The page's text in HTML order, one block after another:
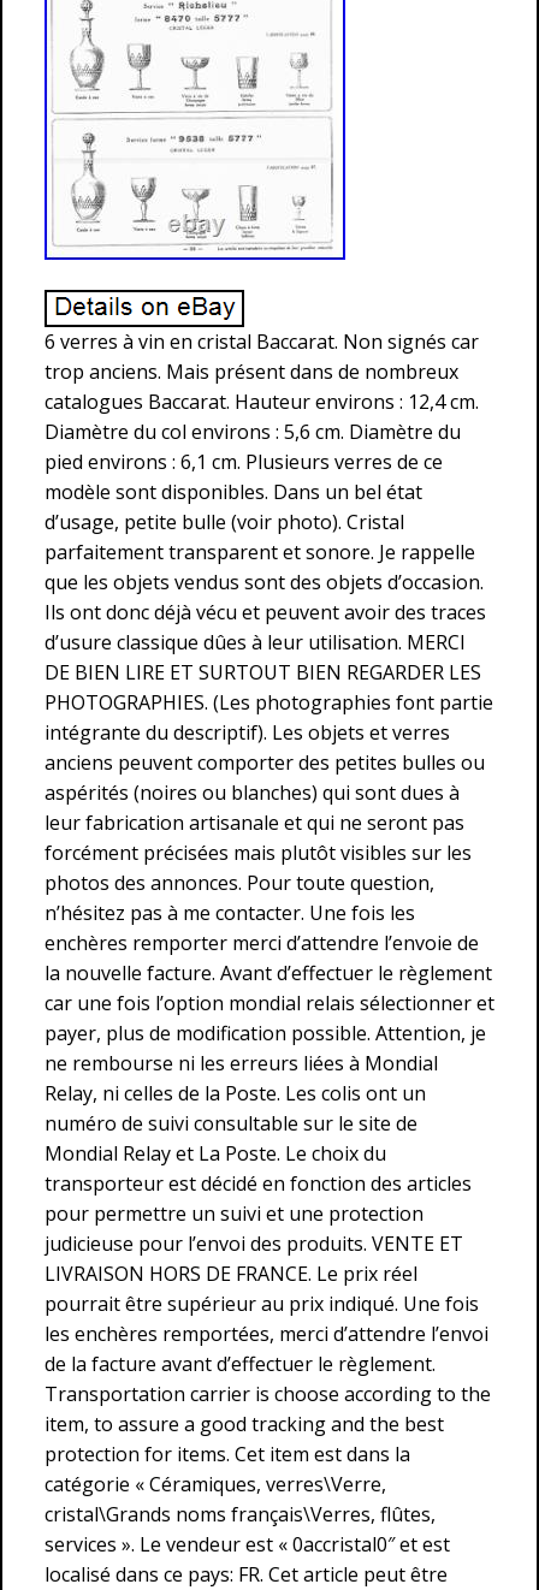
6 verres à vin en cristal Baccarat. Non signés car
trop anciens. Mais présent dans de nombreux
catalogues Baccarat. Hauteur environs : 12,4 cm.
Diamètre du col environs : 5,6 cm. Diamètre du
pied environs : 6,1 cm. Plusieurs verres de ce
modèle sont disponibles. Dans un bel état
d’usage, petite bulle (voir photo). Cristal
parfaitement transparent et sonore. Je rappelle
que les objets vendus sont des objets d’occasion.
Ils ont donc déjà vécu et peuvent avoir des traces
d’usure classique dûes à leur utilisation. MERCI
DE BIEN LIRE ET SURTOUT BIEN REGARDER LES
PHOTOGRAPHIES. (Les photographies font partie
intégrante du descriptif). Les objets et verres
anciens peuvent comporter des petites bulles ou
aspérités (noires ou blanches) qui sont dues à
leur fabrication artisanale et qui ne seront pas
forcément précisées mais plutôt visibles sur les
photos des annonces. Pour toute question,
n’hésitez pas à me contacter. Une fois les
enchères remporter merci d’attendre l’envoie de
la nouvelle facture. Avant d’effectuer le règlement
car une fois l’option mondial relais sélectionner et
payer, plus de modification possible. Attention, je
ne rembourse ni les erreurs liées à Mondial
Relay, ni celles de la Poste. Les colis ont un
numéro de suivi consultable sur le site de
Mondial Relay et La Poste. Le choix du
transporteur est décidé en fonction des articles
pour permettre un suivi et une protection
judicieuse pour l’envoi des produits. VENTE ET
LIVRAISON HORS DE FRANCE. Le prix réel
pourrait être supérieur au prix indiqué. Une fois
les enchères remportées, merci d’attendre l’envoi
de la facture avant d’effectuer le règlement.
Transportation carrier is choose according to the
item, to assure a good tracking and the best
protection for items. Cet item est dans la
catégorie « Céramiques, verres\Verre,
cristal\Grands noms français\Verres, flûtes,
services ». Le vendeur est « 0accristal0″ et est
localisé dans ce pays: FR. Cet article peut être